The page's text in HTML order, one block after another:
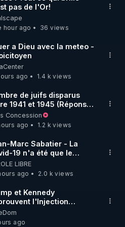
rdlr_thierrycasasnovas/
RGNR (stages,
SUR ODYSEE
sont aussi sur la
pas de l'Or!
hour ago
36 views
a Dieu avec la meteo -
ago
1.4 k views
de juifs disparus
1941 et 1945 (Réponse
accusateurs)
Concession
ago
1.2 k views
Marc Sabatier - La
19 n'a été que le
- L'ARNm & l'ARNm-aa
où auront-t-il ?
LIBRE
ago
2.0 k views
et Kennedy
l'Injection
à ARNm de
malgré un
ago